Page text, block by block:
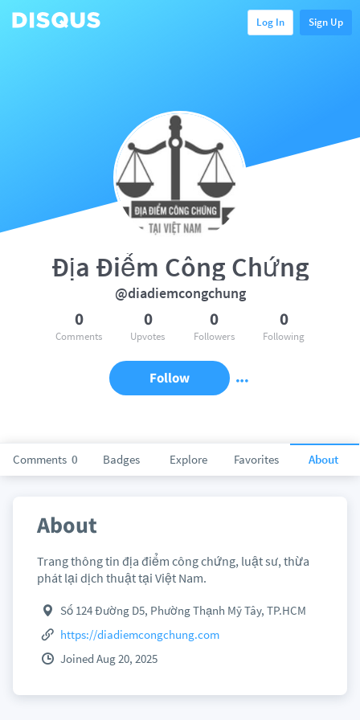
Log In Sign Up
Comments 0 Badges Explore Favorites About
Địa Điểm Công Chứng
@diadiemcongchung
0
Comments
0
Upvotes
0
Followers
0
Following
Follow
About
Trang thông tin địa điểm công chứng, luật sư, thừa
phát lại dịch thuật tại Việt Nam.
Số 124 Đường D5, Phường Thạnh Mỹ Tây, TP.HCM
https://diadiemcongchung.com
Joined Aug 20, 2025